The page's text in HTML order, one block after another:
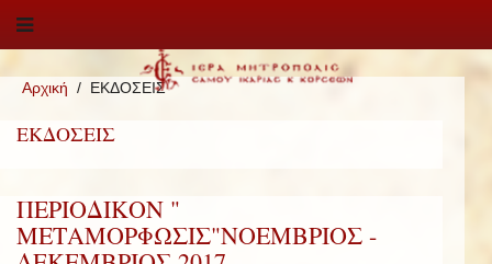
Αρχική ΕΚΔΟΣΕΙΣ
ΕΚΔΟΣΕΙΣ
ΠΕΡΙΟΔΙΚΟΝ "
ΜΕΤΑΜΟΡΦΩΣΙΣ"ΝΟΕΜΒΡΙΟΣ -